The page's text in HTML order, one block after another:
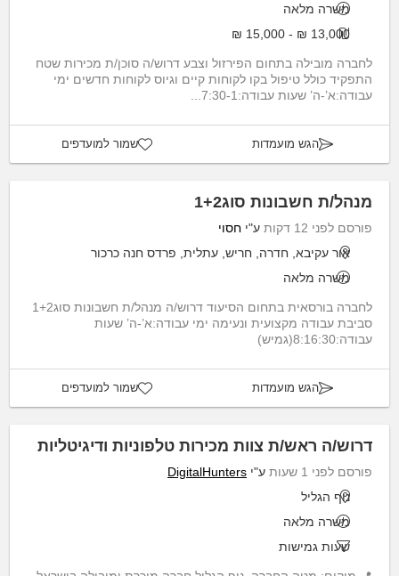
משרה מלאה
13,000 ₪ - 15,000 ₪
לחברה מובילה בתחום הפירזול וצבע דרוש/ה סוכן/ת מכירות שטח
התפקיד כולל טיפול בקו לקוחות קיים וגיוס לקוחות חדשים ימי
עבודה:א’-ה’ שעות עבודה:7:30-1...
הגש מועמדות שמור למועדפים
מנהל/ת חשבונות סוג1+2
פורסם לפני 12 דקות ע"י חסוי
אור עקיבא, חדרה, חריש, עתלית, פרדס חנה כרכור
משרה מלאה
לחברה בורסאית בתחום הסיעוד דרוש/ה מנהל/ת חשבונות סוג1+2
סביבת עבודה מקצועית ונעימה ימי עבודה:א’-ה’ שעות
עבודה:8:16:30(גמיש)
הגש מועמדות שמור למועדפים
דרוש/ה ראש/ת צוות מכירות טלפוניות ודיגיטליות
פורסם לפני 1 שעות ע"י DigitalHunters
נוף הגליל
משרה מלאה
שעות גמישות